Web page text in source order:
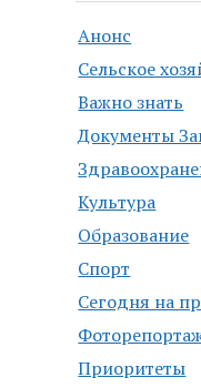
Анонс
Сельское
Важно знать
Документы
Культура
Образование
Спорт
Сегодня на
Приоритеты